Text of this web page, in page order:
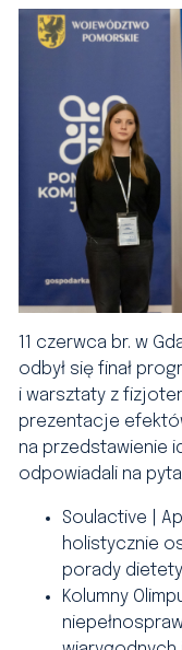
11 czerwca br. w
odbył się finał
i warsztaty z
prezentacje
na przedstawienie
odpowiadali na
Soulactive |
holistycznie
porady
Kolumny